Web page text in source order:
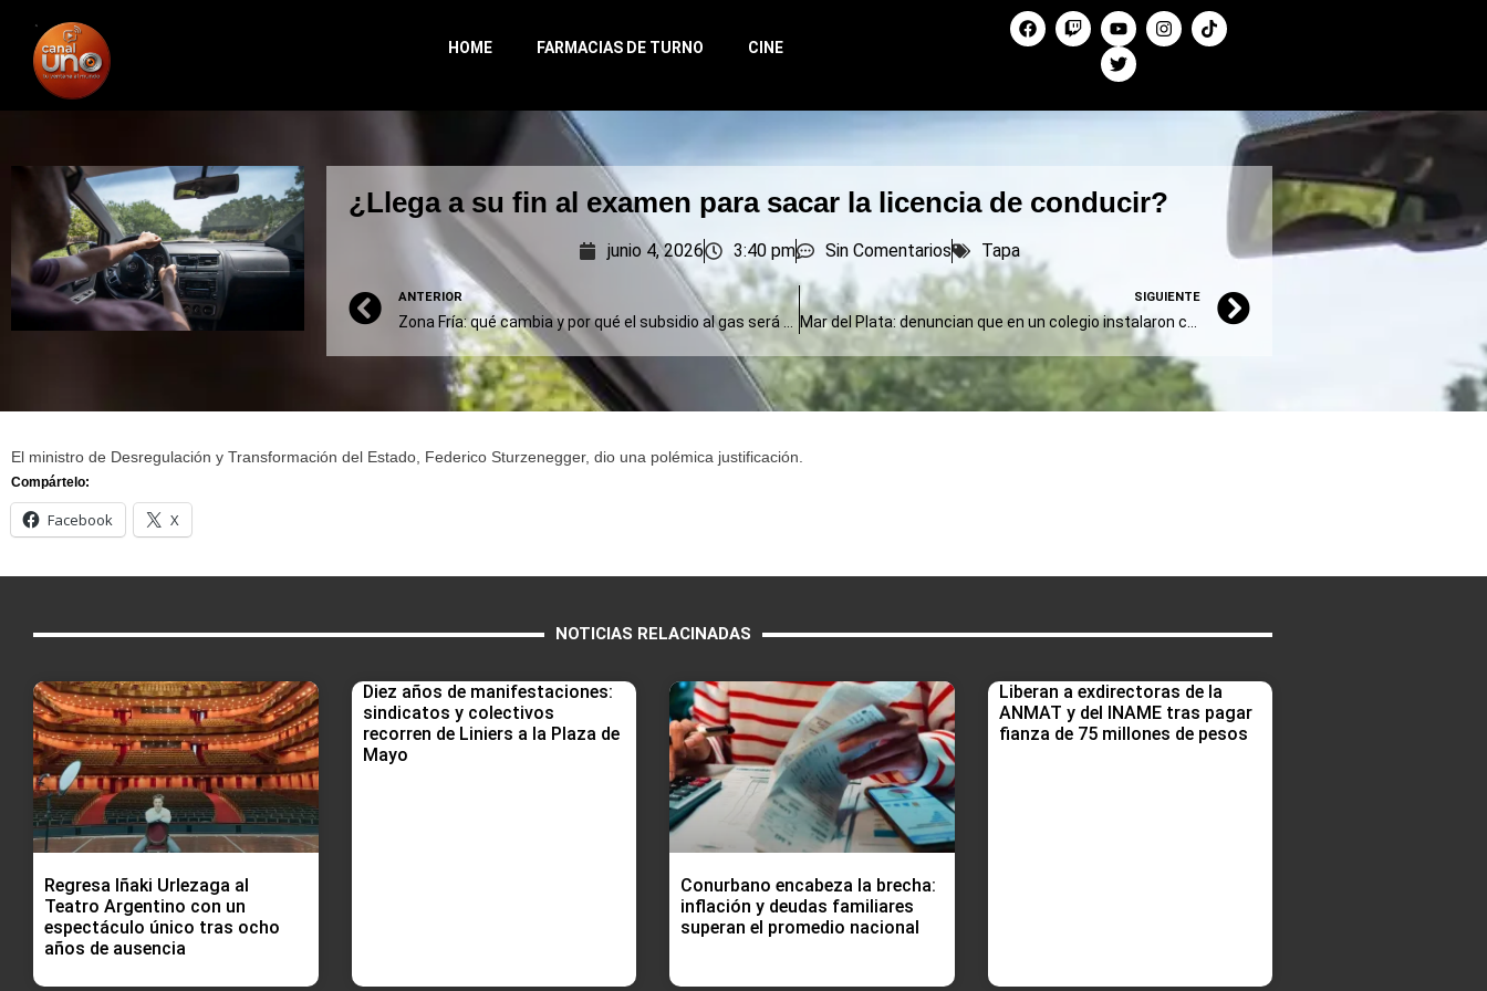
HOME FARMACIAS DE TURNO CINE
¿Llega a su fin al examen para sacar la licencia de conducir?
junio 4, 2026 3:40 pm Sin Comentarios Tapa
ANTERIOR SIGUIENTE
El ministro de Desregulación y Transformación del Estado, Federico Sturzenegger, dio una polémica justificación.
Compártelo:
Facebook X
NOTICIAS RELACINADAS
Regresa Iñaki Urlezaga al
Teatro Argentino con un
espectáculo único tras ocho
años de ausencia
Diez años de manifestaciones:
sindicatos y colectivos
recorren de Liniers a la Plaza de
Mayo
Conurbano encabeza la brecha:
inflación y deudas familiares
superan el promedio nacional
Liberan a exdirectoras de la
ANMAT y del INAME tras pagar
fianza de 75 millones de pesos